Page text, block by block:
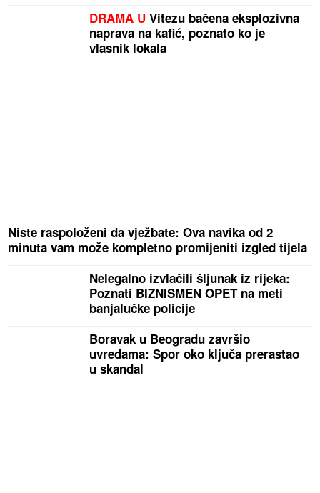
DRAMA U Vitezu bačena eksplozivna
naprava na kafić, poznato ko je
vlasnik lokala
Niste raspoloženi da vježbate: Ova navika od 2
minuta vam može kompletno promijeniti izgled tijela
Nelegalno izvlačili šljunak iz rijeka:
Poznati BIZNISMEN OPET na meti
banjalučke policije
Boravak u Beogradu završio
uvredama: Spor oko ključa prerastao
u skandal